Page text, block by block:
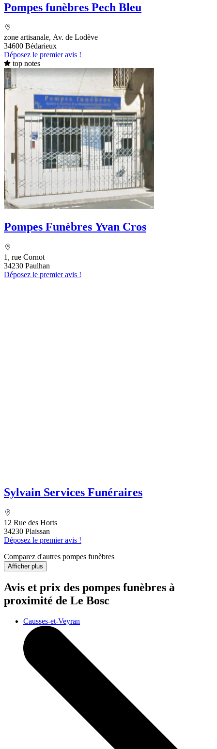
Pompes funèbres Pech Bleu
zone artisanale, Av. de Lodève
34600 Bédarieux
Déposez le premier avis !
top notes
Pompes Funèbres Yvan Cros
1, rue Cornot
34230 Paulhan
Déposez le premier avis !
Sylvain Services Funéraires
12 Rue des Horts
34230 Plaissan
Déposez le premier avis !
Comparez d'autres pompes funèbres
Afficher plus
Avis et prix des pompes funèbres à
proximité de Le Bosc
Causses-et-Veyran